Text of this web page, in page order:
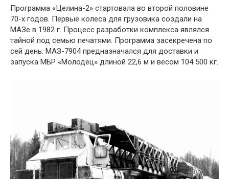
Программа «Целина-2» стартовала во второй половине
70-х годов. Первые колеса для грузовика создали на
МАЗе в 1982 г. Процесс разработки комплекса являлся
тайной под семью печатями. Программа засекречена по
сей день. МАЗ-7904 предназначался для доставки и
запуска МБР «Молодец» длиной 22,6 м и весом 104 500 кг.